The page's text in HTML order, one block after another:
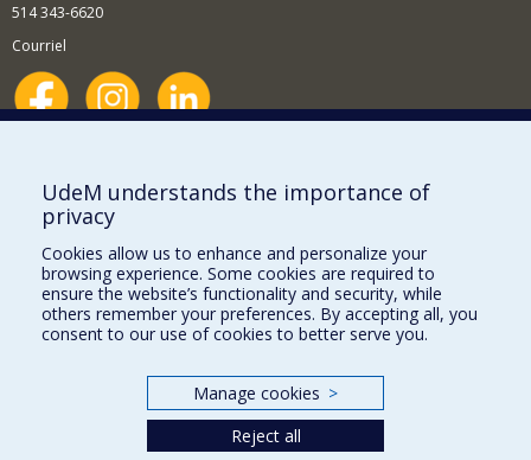
514 343-6620
Courriel
Comment soutenir le Département?
BESOIN D'AIDE?
Plan du site
Signaler une erreur
Accessibilité
Nos départements et écoles
UdeM understands the importance of
privacy
Cookies allow us to enhance and personalize your
browsing experience. Some cookies are required to
ensure the website’s functionality and security, while
others remember your preferences. By accepting all, you
consent to our use of cookies to better serve you.
Manage cookies >
Reject all